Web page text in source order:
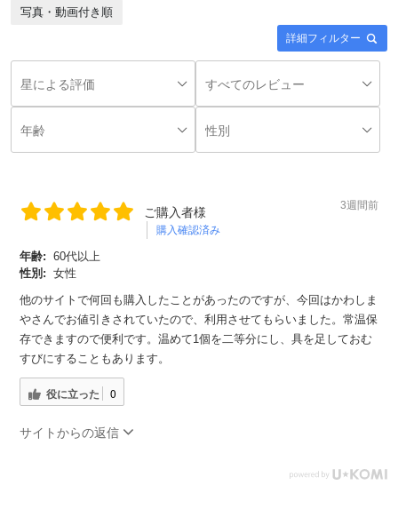
詳細フィルター
写真・動画付き順
ご購入者様
購入確認済み
3週間前
年齢: 60代以上
性別: 女性
他のサイトで何回も購入したことがあったのですが、今回はかわしま
やさんでお値引きされていたので、利用させてもらいました。常温保
存できますので便利です。温めて1個を二等分にし、具を足しておむ
すびにすることもあります。
役に立った 0
サイトからの返信